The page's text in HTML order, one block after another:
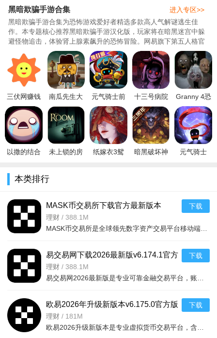
游戏内容
前传世界观补全，剧情沉浸饱满：故事设定在《元气骑士》
机械科技普及前的时代，魔法大陆面临月球瓦克恩的入侵阴谋，
玩家组建骑士团踏上拯救世界的征程，主线串联副本与角色羁
绊，填补系列剧情空白。
职业与装备丰富，养成维度多元：涵盖盗贼、射手、法师等
基础职业，5级解锁12种混合职业，搭配130+融合技能；900+样
式各异的装备含48套Boss专属套装，支持羁绊组合与神化养成。
赛季更新驱动，内容持续焕新：采用赛季制运营，SS4赛季等
传奇装备与外观皮肤，保持内容新鲜感。
黑暗欺骗手游合集
黑暗欺骗手游合集为恐怖游戏爱好者精选多款高人气解谜逃生佳
作。本专题核心推荐黑暗欺骗手游汉化版，玩家将在暗黑迷宫中躲
避怪物追击，体验肾上腺素飙升的恐怖冒险。网易旗下第五人格官
服是非对称竞技标杆，哥特画风..
进入专区>>
三伏网赚钱
app安卓版
v1.45官方版
南瓜先生大
冒险破解版
v1.0.0最新
版
元气骑士前
传官方正版
手游下载安
装v1.12.0最
十三号病院
游戏破解版
无限提示完
整版v1.0.0
Granny 4恐
怖奶奶4灯
塔汉化版
v1.0.1安卓
版
以撒的结合
中文版v1.3
未上锁的房
纸嫁衣3鸳
暗黑破坏神
元气骑士
本类排行
MASK币交易所下载官方最新版本
v6.160.0官方版
理财 / 388.1M
下载
易交易网下载2026最新版v6.174.1官方
版
理财 / 388.1M
下载
欧易2026年升级新版本v6.175.0官方版
理财 / 181M
下载